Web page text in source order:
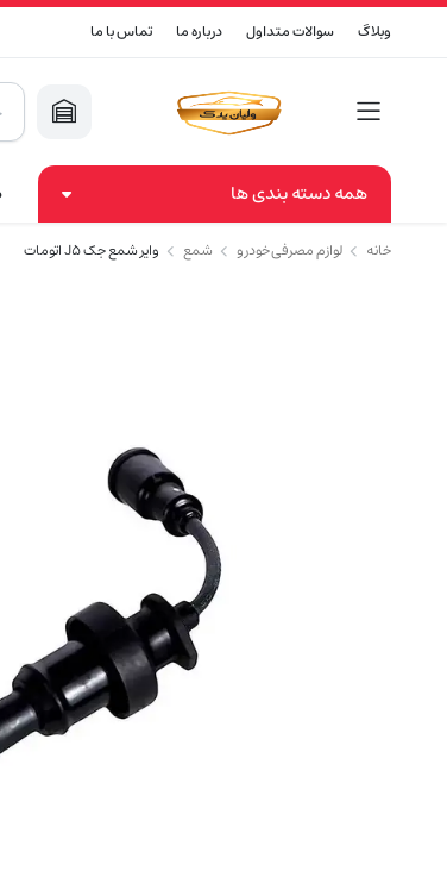
وبلاگ سوالات متداول درباره ما تماس با ما
همه دسته بندی ها
خانه لوازم مصرفی خودرو شمع وایر شمع جک J5 اتومات